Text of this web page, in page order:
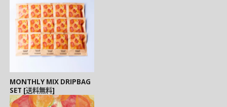
MONTHLY MIX DRIPBAG
SET [送料無料]